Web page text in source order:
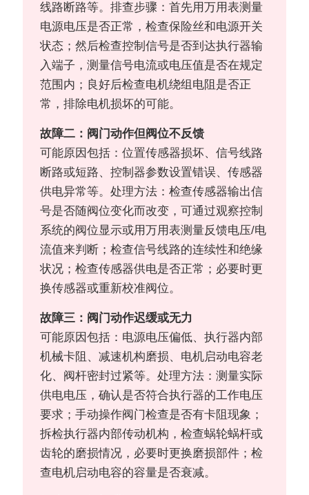
线路断路等。排查步骤：首先用万用表测量
电源电压是否正常，检查保险丝和电源开关
状态；然后检查控制信号是否到达执行器输
入端子，测量信号电流或电压值是否在规定
范围内；良好后检查电机绕组电阻是否正
常，排除电机损坏的可能。
故障二：阀门动作但阀位不反馈
可能原因包括：位置传感器损坏、信号线路
断路或短路、控制器参数设置错误、传感器
供电异常等。处理方法：检查传感器输出信
号是否随阀位变化而改变，可通过观察控制
系统的阀位显示或用万用表测量反馈电压/电
流值来判断；检查信号线路的连续性和绝缘
状况；检查传感器供电是否正常；必要时更
换传感器或重新校准阀位。
故障三：阀门动作迟缓或无力
可能原因包括：电源电压偏低、执行器内部
机械卡阻、减速机构磨损、电机启动电容老
化、阀杆密封过紧等。处理方法：测量实际
供电电压，确认是否符合执行器的工作电压
要求；手动操作阀门检查是否有卡阻现象；
拆检执行器内部传动机构，检查蜗轮蜗杆或
齿轮的磨损情况，必要时更换磨损部件；检
查电机启动电容的容量是否衰减。